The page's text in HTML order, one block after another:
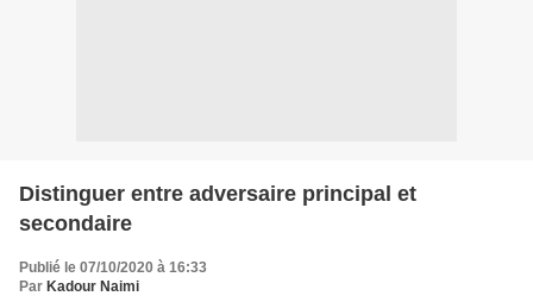
Distinguer entre adversaire principal et
secondaire
Publié le 07/10/2020 à 16:33
Par Kadour Naimi